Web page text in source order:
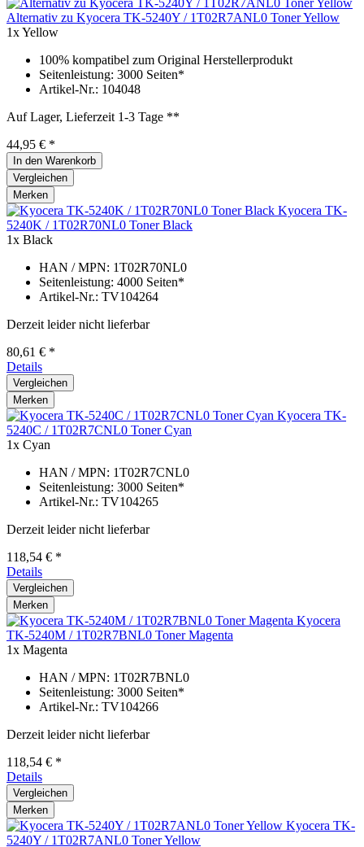
Alternativ zu Kyocera TK-5240Y / 1T02R7ANL0 Toner Yellow
1x Yellow
100% kompatibel zum Original Herstellerprodukt
Seitenleistung: 3000 Seiten*
Artikel-Nr.: 104048
Auf Lager, Lieferzeit 1-3 Tage **
44,95 € *
In den Warenkorb
Vergleichen
Merken
Kyocera TK-
5240K / 1T02R70NL0 Toner Black
1x Black
HAN / MPN: 1T02R70NL0
Seitenleistung: 4000 Seiten*
Artikel-Nr.: TV104264
Derzeit leider nicht lieferbar
80,61 € *
Details
Vergleichen
Merken
Kyocera TK-
5240C / 1T02R7CNL0 Toner Cyan
1x Cyan
HAN / MPN: 1T02R7CNL0
Seitenleistung: 3000 Seiten*
Artikel-Nr.: TV104265
Derzeit leider nicht lieferbar
118,54 € *
Details
Vergleichen
Merken
Kyocera
TK-5240M / 1T02R7BNL0 Toner Magenta
1x Magenta
HAN / MPN: 1T02R7BNL0
Seitenleistung: 3000 Seiten*
Artikel-Nr.: TV104266
Derzeit leider nicht lieferbar
118,54 € *
Details
Vergleichen
Merken
Kyocera TK-
5240Y / 1T02R7ANL0 Toner Yellow